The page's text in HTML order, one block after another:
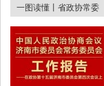
一图读懂丨省政协常委